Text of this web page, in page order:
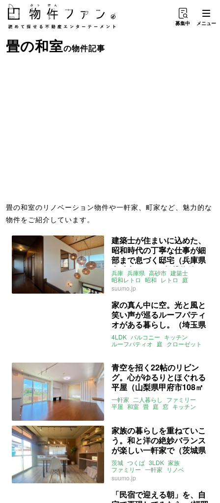
募集中 メニュー
畳の和室の物件記事
畳の和室のリノベーション物件や一軒家、町家など、魅力的な
物件をご紹介しています。
建築士が住まいに込めた、
昭和時代の丁寧な仕事が細
部まで息づく邸宅（兵庫県
高砂市111㎡の賃貸物件）
兵庫 兵庫県 高砂市 建築士
昭和レトロ 昭和 レトロ
庭
ファミリー
募集中 賃貸
suumo.jp
家の真ん中に空。光と風と
笑い声が巡るルーフパティ
オがある暮らし。（埼玉県
蕨市91㎡の売買物件）
4LDK バルコニー キッチン
ルーフパティオ 庭 クローゼット
JR東日本埼京線 戸田駅
新戸田駅
ライター：増成かおり 募集中
売買
青空を招く22帖のリビン
グ。心がゆるりとほぐれる
平屋（山梨県甲府市108㎡
の売買物件）
一軒家 二人暮らし
ファミリー
平屋 和室 畳 庭 窓 キッチン
ライター:増成かおり
募集中 売買
家族の暮らしを重ねていこ
う。和と洋の絶妙バランス
が楽しい一軒家で（茨城県
つくば市77㎡の売買・賃貸
物件）
茨城 つくば 3LDK 家族
ファミリー 一軒家
リノベ
フルリノベ
レトロ 庭
ガレージ 和室 畳
フローリング
谷田川 森の里
suumo.jp
「民宿で迎える朝」を、自